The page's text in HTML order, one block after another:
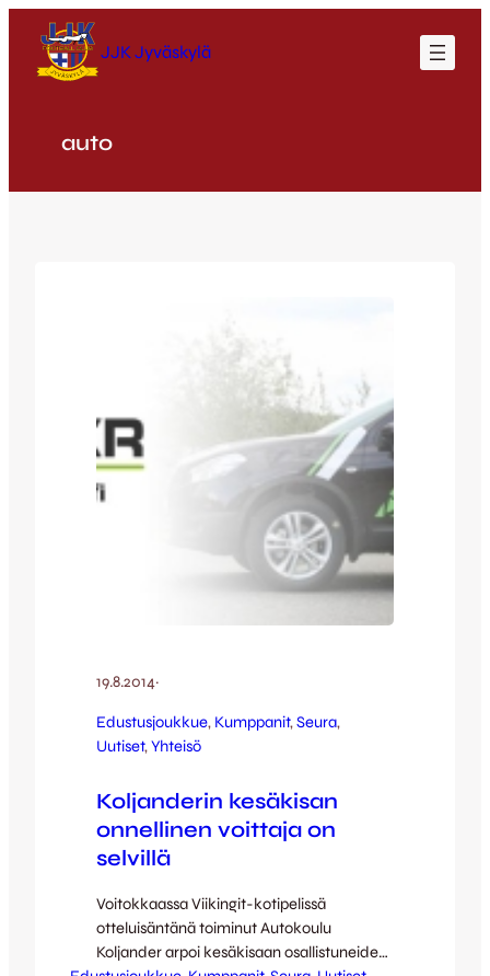
sisältöön
JJK Jyväskylä
auto
19.8.2014·
Edustusjoukkue, Kumppanit, Seura
Uutiset, Yhteisö
Koljanderin kesäkisan
onnellinen voittaja on
selvillä
Voitokkaassa Viikingit-kotipelissä
otteluisäntänä toiminut Autokoulu
Koljander arpoi kesäkisaan osallistuneiden